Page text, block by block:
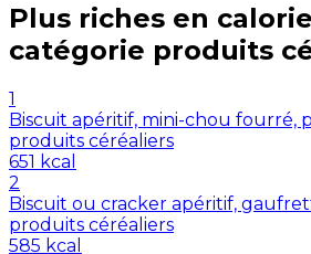
Plus riches en
catégorie produits
1
Biscuit apéritif, mini-chou fourré,
produits céréaliers
651 kcal
2
Biscuit ou cracker apéritif,
produits céréaliers
585 kcal